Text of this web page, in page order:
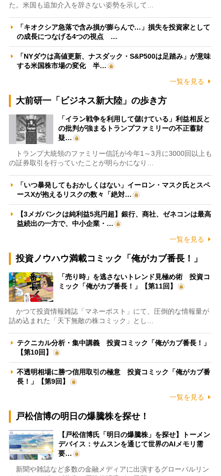
た。米国も追加介入を辞さない姿勢を示して…
「キオクシア急落で含み損が膨らんで…」損失を投資家として
の成長につなげる4つの視点 …
「NYダウは高値更新、ナスダック・S&P500は足踏み」が意味
する米国株市場の変化 半…
一覧を見る
大前研一「ビジネス新大陸」の歩き方
「イラン戦争を利用して儲けている」利益相反と
の批判が強まるトランプファミリーの不正蓄財
疑…
トランプ大統領のファミリー信託が今年1～3月に3000回以上も
の証券取引を行っていたことが明らかになり…
「いつ暴発してもおかしくはない」イーロン・マスク氏とスペ
ースXが抱えるリスクの数々「絶対…
【3メガバンクは純利益5兆円超】銀行、商社、ゼネコンは最高
益続出の一方で、中小企業・…
一覧を見る
投資ノウハウ満載コミック「俺がカブ番長！」
「売り時」を逃さないトレンド見極め術 投資コ
ミック「俺がカブ番長！」【第11回】
かつて投資情報雑誌「マネーポスト」にて、圧倒的な情報量が
詰め込まれた「天下無敵の株コミック」とし…
テクニカル分析・集中講義 投資コミック「俺がカブ番長！」
【第10回】
不透明相場に勝つ信用取引の極意 投資コミック「俺がカブ番
長！」【第9回】
一覧を見る
戸松信博の明日の爆騰株を探せ！
【戸松信博氏「明日の爆騰株」を探せ】トーメン
デバイス：サムスンを通じて世界のAIメモリ需
要…
新聞や雑誌など多数の金融メディアに出演するグローバルリン